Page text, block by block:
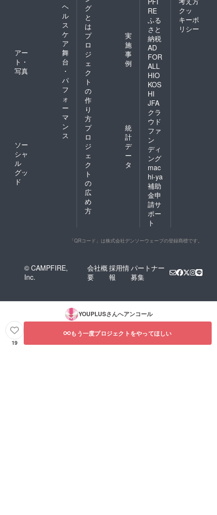
ヘ
ル
ス
ケ
ア
アー
ト・
写真
舞
台
・
パ
フ
ォ
ー
マ
ン
ス
ソー
シャ
ル
グッ
ド
グ
と
は
プ
ロ
ジ
ェ
ク
ト
の
作
り
方
実
施
事
例
プ
ロ
ジ
ェ
ク
ト
の
広
め
方
統
計
デ
ー
タ
RE
ふる
さと
納税
AD
FOR
ALL
HIO
KOS
HI
JFA
クラ
ウド
ファ
ン
ディ
ング
mac
hi-ya
補助
金申
請サ
ポー
ト
クッ
キーポ
リシー
「QRコード」は株式会社デンソーウェーブの登録商標です。
© CAMPFIRE,
Inc.
会社概
要
採用情
報
パートナー
募集
YOUPLUSさんへアンコール
19
もう一度プロジェクトをやってほしい